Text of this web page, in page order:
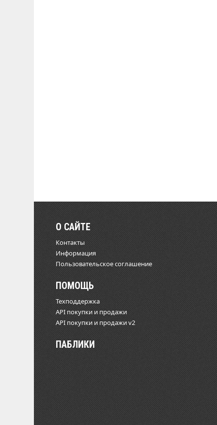
О САЙТЕ
Контакты
Информация
Пользовательское соглашение
ПОМОЩЬ
Техподдержка
API покупки и продажи
API покупки и продажи v2
ПАБЛИКИ